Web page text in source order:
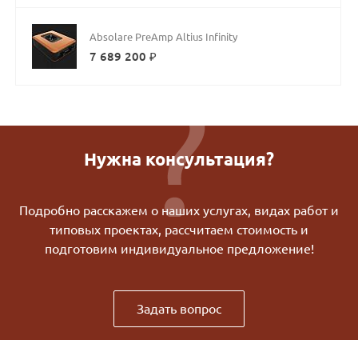
Absolare PreAmp Altius Infinity
7 689 200 ₽
Нужна консультация?
Подробно расскажем о наших услугах, видах работ и
типовых проектах, рассчитаем стоимость и
подготовим индивидуальное предложение!
Задать вопрос